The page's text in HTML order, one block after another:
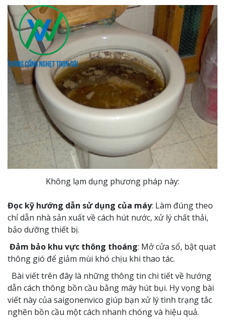
Không lạm dụng phương pháp này:
Đọc kỹ hướng dẫn sử dụng của máy: Làm đúng theo
chỉ dẫn nhà sản xuất về cách hút nước, xử lý chất thải,
bảo dưỡng thiết bị.
Đảm bảo khu vực thông thoáng: Mở cửa sổ, bật quạt
thông gió để giảm mùi khó chịu khi thao tác.
Bài viết trên đây là những thông tin chi tiết về hướng
dẫn cách thông bồn cầu bằng máy hút bụi. Hy vọng bài
viết này của saigonenvico giúp bạn xử lý tình trạng tắc
nghẽn bồn cầu một cách nhanh chóng và hiệu quả.